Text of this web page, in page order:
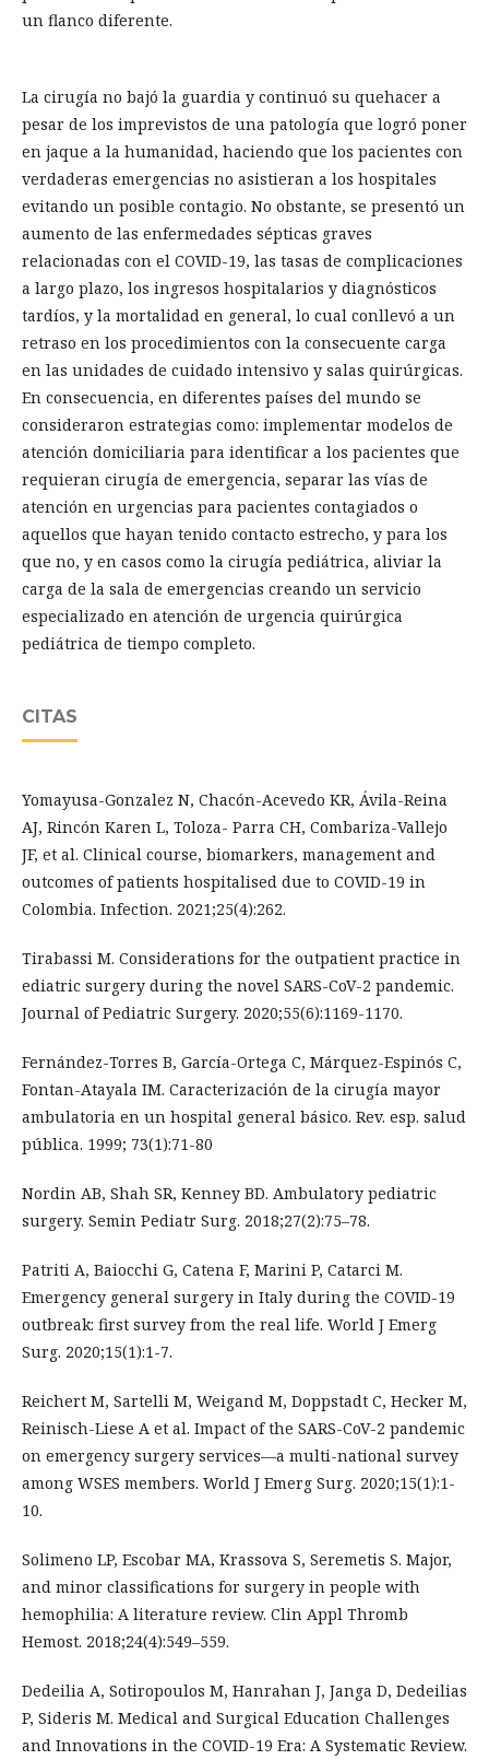
un flanco diferente.
La cirugía no bajó la guardia y continuó su quehacer a
pesar de los imprevistos de una patología que logró poner
en jaque a la humanidad, haciendo que los pacientes con
verdaderas emergencias no asistieran a los hospitales
evitando un posible contagio. No obstante, se presentó un
aumento de las enfermedades sépticas graves
relacionadas con el COVID-19, las tasas de complicaciones
a largo plazo, los ingresos hospitalarios y diagnósticos
tardíos, y la mortalidad en general, lo cual conllevó a un
retraso en los procedimientos con la consecuente carga
en las unidades de cuidado intensivo y salas quirúrgicas.
En consecuencia, en diferentes países del mundo se
consideraron estrategias como: implementar modelos de
atención domiciliaria para identificar a los pacientes que
requieran cirugía de emergencia, separar las vías de
atención en urgencias para pacientes contagiados o
aquellos que hayan tenido contacto estrecho, y para los
que no, y en casos como la cirugía pediátrica, aliviar la
carga de la sala de emergencias creando un servicio
especializado en atención de urgencia quirúrgica
pediátrica de tiempo completo.
CITAS
Yomayusa-Gonzalez N, Chacón-Acevedo KR, Ávila-Reina
AJ, Rincón Karen L, Toloza- Parra CH, Combariza-Vallejo
JF, et al. Clinical course, biomarkers, management and
outcomes of patients hospitalised due to COVID-19 in
Colombia. Infection. 2021;25(4):262.
Tirabassi M. Considerations for the outpatient practice in
ediatric surgery during the novel SARS-CoV-2 pandemic.
Journal of Pediatric Surgery. 2020;55(6):1169-1170.
Fernández-Torres B, García-Ortega C, Márquez-Espinós C,
Fontan-Atayala IM. Caracterización de la cirugía mayor
ambulatoria en un hospital general básico. Rev. esp. salud
pública. 1999; 73(1):71-80
Nordin AB, Shah SR, Kenney BD. Ambulatory pediatric
surgery. Semin Pediatr Surg. 2018;27(2):75–78.
Patriti A, Baiocchi G, Catena F, Marini P, Catarci M.
Emergency general surgery in Italy during the COVID-19
outbreak: first survey from the real life. World J Emerg
Surg. 2020;15(1):1-7.
Reichert M, Sartelli M, Weigand M, Doppstadt C, Hecker M,
Reinisch-Liese A et al. Impact of the SARS-CoV-2 pandemic
on emergency surgery services—a multi-national survey
among WSES members. World J Emerg Surg. 2020;15(1):1-
10.
Solimeno LP, Escobar MA, Krassova S, Seremetis S. Major,
and minor classifications for surgery in people with
hemophilia: A literature review. Clin Appl Thromb
Hemost. 2018;24(4):549–559.
Dedeilia A, Sotiropoulos M, Hanrahan J, Janga D, Dedeilias
P, Sideris M. Medical and Surgical Education Challenges
and Innovations in the COVID-19 Era: A Systematic Review.